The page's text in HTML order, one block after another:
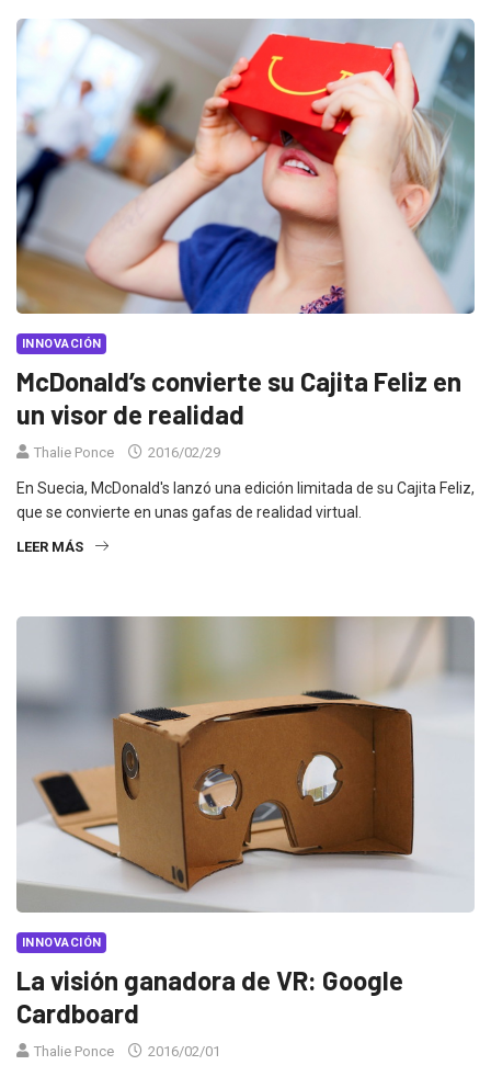
INNOVACIÓN
McDonald’s convierte su Cajita Feliz en
un visor de realidad
Thalie Ponce 2016/02/29
En Suecia, McDonald's lanzó una edición limitada de su Cajita Feliz,
que se convierte en unas gafas de realidad virtual.
LEER MÁS
INNOVACIÓN
La visión ganadora de VR: Google
Cardboard
Thalie Ponce 2016/02/01